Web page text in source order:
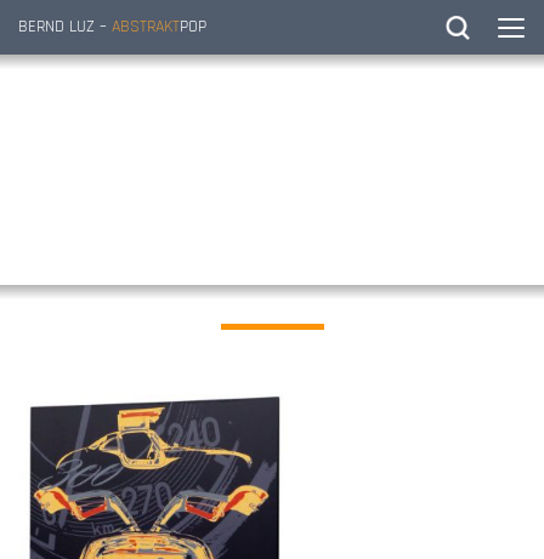
BERND LUZ – ABSTRAKTPOP